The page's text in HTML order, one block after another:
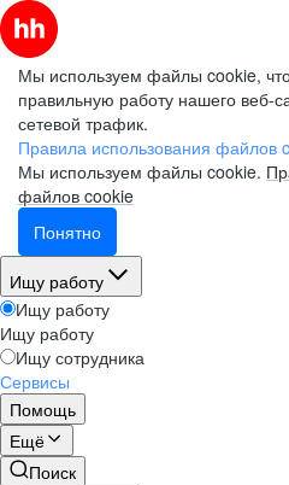
Мы используем файлы cookie,
правильную работу нашего веб-
сетевой трафик.
Правила использования файлов
Мы используем файлы cookie.
файлов cookie
Понятно
Ищу работу
Ищу работу
Ищу работу
Ищу сотрудника
Сервисы
Помощь
Ещё
Поиск